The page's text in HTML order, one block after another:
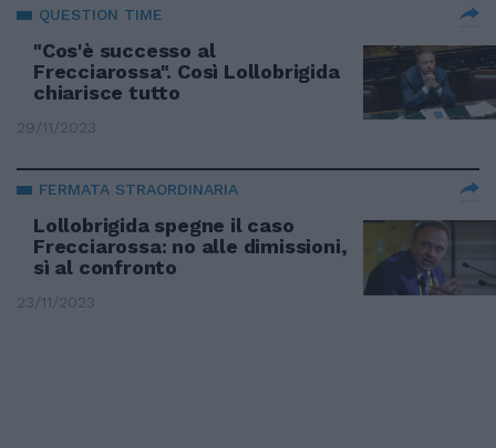
QUESTION TIME
"Cos'è successo al
Frecciarossa". Così Lollobrigida
chiarisce tutto
29/11/2023
FERMATA STRAORDINARIA
Lollobrigida spegne il caso
Frecciarossa: no alle dimissioni,
sì al confronto
23/11/2023